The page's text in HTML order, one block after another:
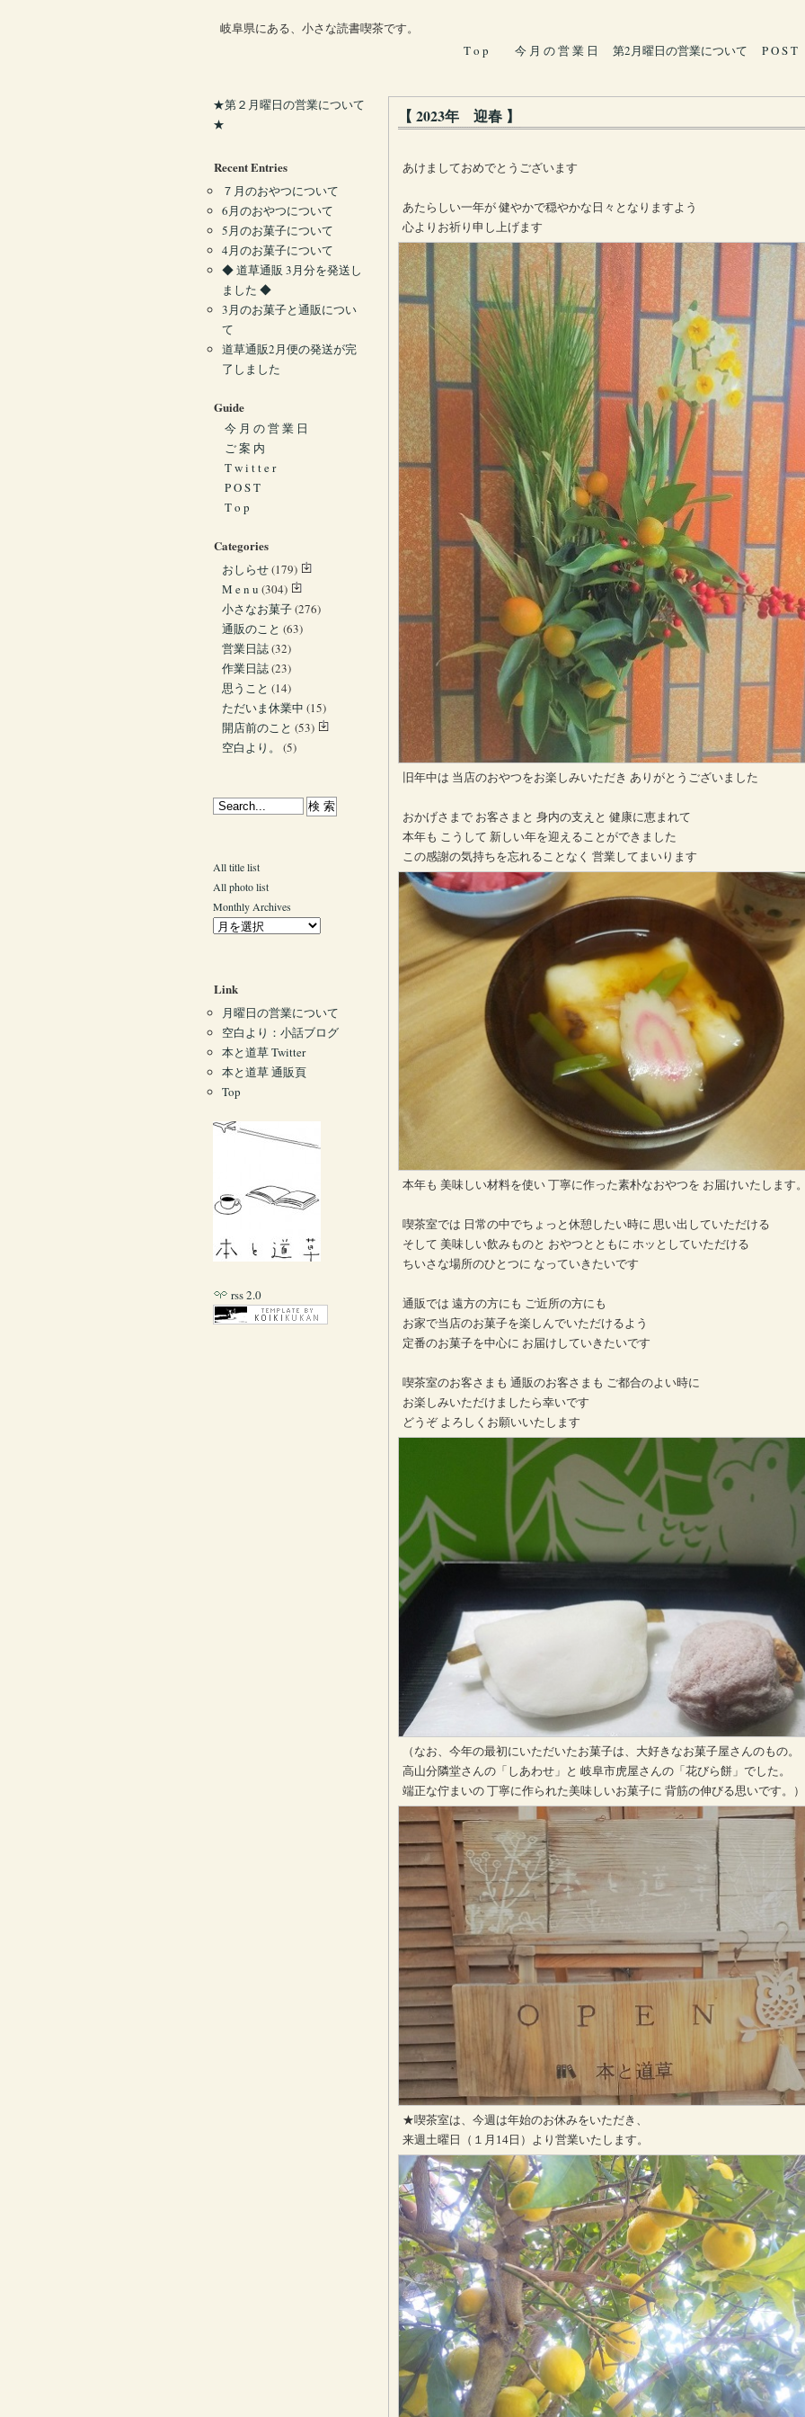
岐阜県にある、小さな読書喫茶です。
T o p
今 月 の 営 業 日 第2月曜日の営業について P O S T
【 2023年 迎春 】
あけましておめでとうございます
あたらしい一年が 健やかで穏やかな日々となりますよう
心よりお祈り申し上げます
旧年中は 当店のおやつをお楽しみいただき ありがとうございました
おかげさまで お客さまと 身内の支えと 健康に恵まれて
本年も こうして 新しい年を迎えることができました
この感謝の気持ちを忘れることなく 営業してまいります
本年も 美味しい材料を使い 丁寧に作った素朴なおやつを お届けいたします
喫茶室では 日常の中でちょっと休憩したい時に 思い出していただける
そして 美味しい飲みものと おやつとともに ホッとしていただける
ちいさな場所のひとつに なっていきたいです
通販では 遠方の方にも ご近所の方にも
お家で当店のお菓子を楽しんでいただけるよう
定番のお菓子を中心に お届けしていきたいです
喫茶室のお客さまも 通販のお客さまも ご都合のよい時に
お楽しみいただけましたら幸いです
どうぞ よろしくお願いいたします
（なお、今年の最初にいただいたお菓子は、大好きなお菓子屋さんのもの。
高山分隣堂さんの「しあわせ」と 岐阜市虎屋さんの「花びら餅」でした。
端正な佇まいの 丁寧に作られた美味しいお菓子に 背筋の伸びる思いです。）
★喫茶室は、今週は年始のお休みをいただき、
来週土曜日（１月14日）より営業いたします。
★第２月曜日の営業について
★
Recent Entries
７月のおやつについて
6月のおやつについて
5月のお菓子について
4月のお菓子について
◆ 道草通販 3月分を発送し
ました ◆
3月のお菓子と通販につい
て
道草通販2月便の発送が完
了しました
Guide
今 月 の 営 業 日
ご 案 内
T w i t t e r
P O S T
T o p
Categories
おしらせ(179)
M e n u (304)
小さなお菓子(276)
通販のこと (63)
営業日誌(32)
作業日誌(23)
思うこと (14)
ただいま休業中 (15)
開店前のこと (53)
空白より。
(5)
All title list
All photo list
Monthly Archives
Link
月曜日の営業について
空白より：小話ブログ
本と道草 Twitter
本と道草 通販頁
Top
rss 2.0